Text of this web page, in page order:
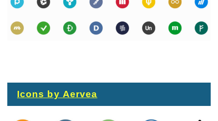
Icons by Aervea